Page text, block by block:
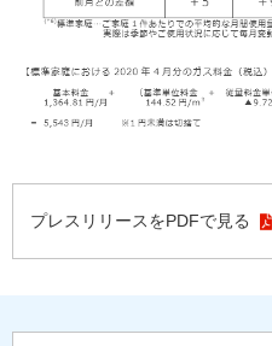
プレスリリースをPDFで見る